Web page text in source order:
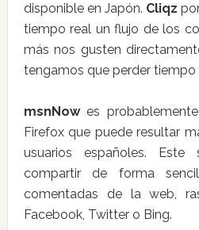
disponible en Japón. Cliqz
tiempo real un flujo de los
más nos gusten
tengamos que perder tiempo
msnNowes
Firefox que puede resultar
usuarios españoles. Este
compartir de forma
comentadas de la web,
Facebook, Twitter o Bing.